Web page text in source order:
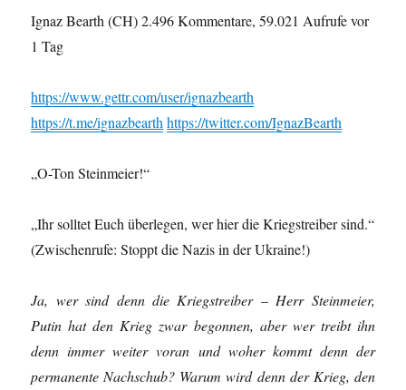
Ignaz Bearth (CH) 2.496 Kommentare, 59.021 Aufrufe vor
1 Tag
https://www.gettr.com/user/ignazbearth
https://t.me/ignazbearth https://twitter.com/IgnazBearth
„O-Ton Steinmeier!“
„Ihr solltet Euch überlegen, wer hier die Kriegstreiber sind.“
(Zwischenrufe: Stoppt die Nazis in der Ukraine!)
Ja, wer sind denn die Kriegstreiber – Herr Steinmeier,
Putin hat den Krieg zwar begonnen, aber wer treibt ihn
denn immer weiter voran und woher kommt denn der
permanente Nachschub? Warum wird denn der Krieg, den